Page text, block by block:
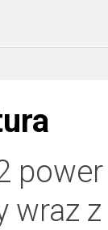
wraz